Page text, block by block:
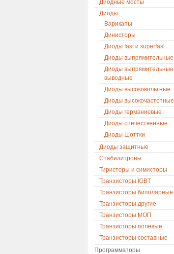
Диодные мосты
Диоды
Варикапы
Динисторы
Диоды fast и superfast
Диоды выпрямительные
Диоды выпрямительные
выводные
Диоды высоковольтные
Диоды высокочастотные
Диоды германиевые
Диоды отечественные
Диоды Шоттки
Диоды защитные
Стабилитроны
Тиристоры и симисторы
Транзисторы IGBT
Транзисторы биполярные
Транзисторы другие
Транзисторы МОП
Транзисторы полевые
Транзисторы составные
Программаторы